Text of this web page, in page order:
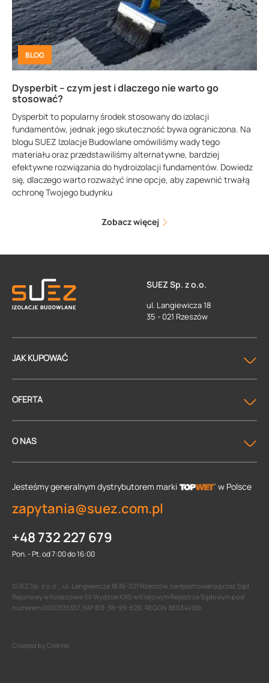
BLOG
Dysperbit – czym jest i dlaczego nie warto go
stosować?
Dysperbit to popularny środek stosowany do izolacji
fundamentów, jednak jego skuteczność bywa ograniczona. Na
blogu SUEZ Izolacje Budowlane omówiliśmy wady tego
materiału oraz przedstawiliśmy alternatywne, bardziej
efektywne rozwiązania do hydroizolacji fundamentów. Dowiedz
się, dlaczego warto rozważyć inne opcje, aby zapewnić trwałą
ochronę Twojego budynku
Zobacz więcej
SUEZ Sp. z o.o.
ul. Langiewicza 18
35 - 021 Rzeszów
JAK KUPOWAĆ
OFERTA
O NAS
Jesteśmy generalnym dystrybutorem marki w Polsce
zapytania@suez.com.pl
+48 732 227 679
Pon. - Pt. od 7:00 do 16:00
SUEZ Sp. z o.o. , ul. Langiewicza 18 35-021 Rzeszów, zarejestrowana przez Sąd
Rejonowy w Rzeszowie XII Wydział KRS w Krajowym Rejestrze Sądowym pod
numerem 0000535357, NIP 813-36-99-629, REGON 360344189.
Created by Crehler